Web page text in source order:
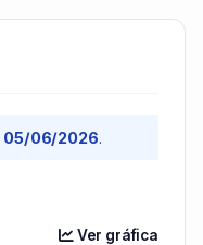
05/06/2026.
Ver gráfica